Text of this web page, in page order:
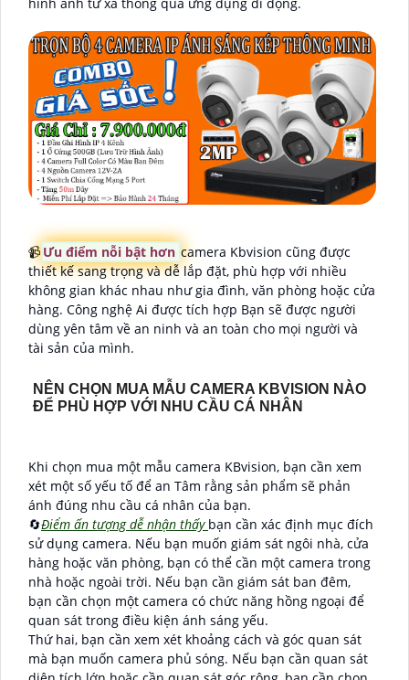
📹 Ưu điểm nỗi bật hơn camera Kbvision cũng được
thiết kế sang trọng và dễ lắp đặt, phù hợp với nhiều
không gian khác nhau như gia đình, văn phòng hoặc cửa
hàng. Công nghệ Ai được tích hợp Bạn sẽ được người
dùng yên tâm về an ninh và an toàn cho mọi người và
tài sản của mình.
NÊN CHỌN MUA MẪU CAMERA KBVISION NÀO
ĐỂ PHÙ HỢP VỚI NHU CẦU CÁ NHÂN
Khi chọn mua một mẫu camera KBvision, bạn cần xem
xét một số yếu tố để an Tâm rằng sản phẩm sẽ phản
ánh đúng nhu cầu cá nhân của bạn.
🔄Điểm ấn tượng dễ nhận thấy bạn cần xác định mục đích
sử dụng camera. Nếu bạn muốn giám sát ngôi nhà, cửa
hàng hoặc văn phòng, bạn có thể cần một camera trong
nhà hoặc ngoài trời. Nếu bạn cần giám sát ban đêm,
bạn cần chọn một camera có chức năng hồng ngoại để
quan sát trong điều kiện ánh sáng yếu.
Thứ hai, bạn cần xem xét khoảng cách và góc quan sát
mà bạn muốn camera phủ sóng. Nếu bạn cần quan sát